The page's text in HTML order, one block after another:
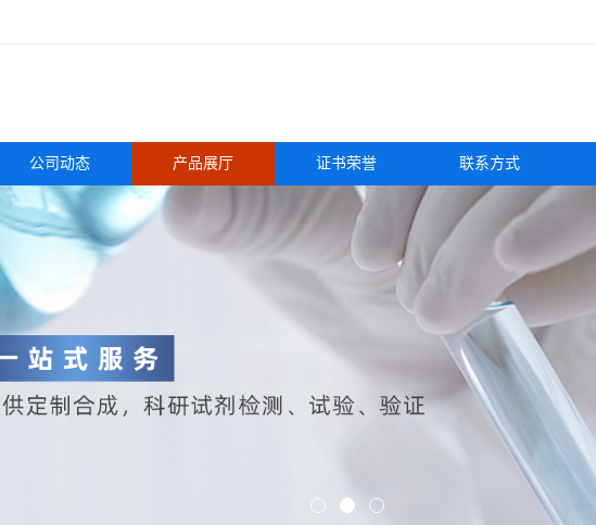
公司动态 产品展厅 证书荣誉 联系方式